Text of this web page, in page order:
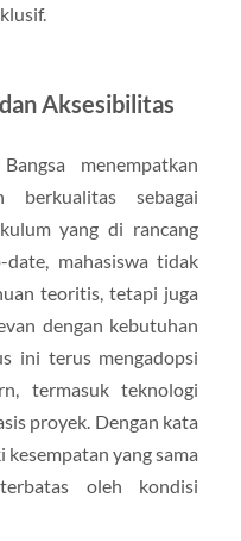
Aksesibilitas
menempatkan
berkualitas sebagai
yang di rancang
mahasiswa tidak
teoritis, tetapi juga
dengan kebutuhan
ini terus mengadopsi
termasuk teknologi
proyek. Dengan kata
yang sama
oleh kondisi